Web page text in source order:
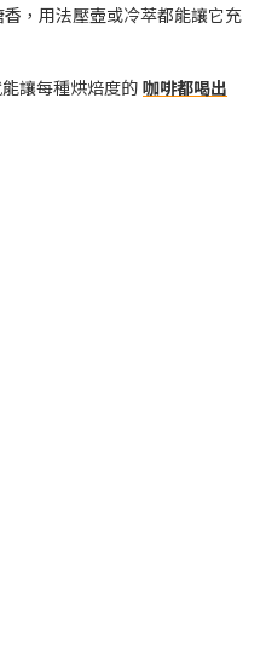
，用法壓壺或冷萃都能讓它充
讓每種烘焙度的 咖啡都喝出